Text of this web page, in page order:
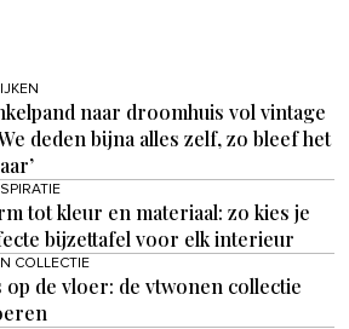
naar droomhuis vol vintage
deden bijna alles zelf, zo bleef het
tot kleur en materiaal: zo kies je
bijzettafel voor elk interieur
COLLECTIE
op de vloer: de vtwonen collectie